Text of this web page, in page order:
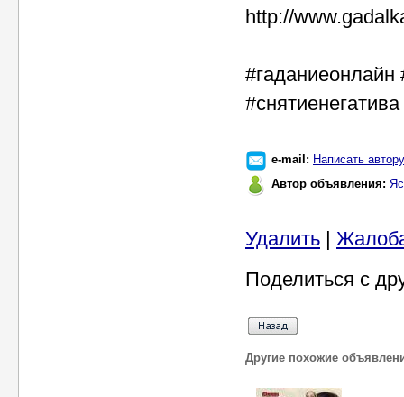
http://
#гаданиеонлайн
e-mail: Написать автору
Автор объявления:
Удалить |
Поделиться с
Другие похожие